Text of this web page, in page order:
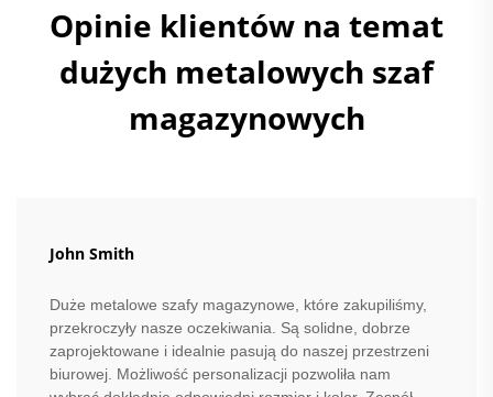
Opinie klientów na temat
dużych metalowych szaf
magazynowych
John Smith
Duże metalowe szafy magazynowe, które zakupiliśmy,
przekroczyły nasze oczekiwania. Są solidne, dobrze
zaprojektowane i idealnie pasują do naszej przestrzeni
biurowej. Możliwość personalizacji pozwoliła nam